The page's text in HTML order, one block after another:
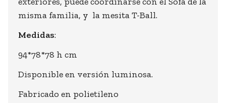
misma familia, y la mesita T-Ball.
Medidas:
94*78*78 h cm
Disponible en versión luminosa.
Fabricado en polietileno